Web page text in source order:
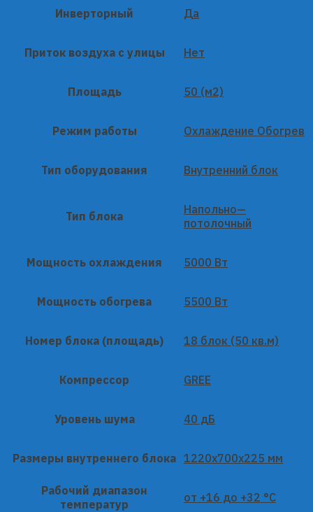
Инверторный Да
Приток воздуха с улицы Нет
Площадь 50 (м2)
Режим работы Охлаждение Обогрев
Тип оборудования Внутренний блок
Тип блока
Напольно—
потолочный
Мощность охлаждения 5000 Вт
Мощность обогрева 5500 Вт
Номер блока (площадь) 18 блок (50 кв.м)
Компрессор GREE
Уровень шума 40 дБ
Размеры внутреннего блока 1220x700x225 мм
Рабочий диапазон
температур
от +16 до +32 °C